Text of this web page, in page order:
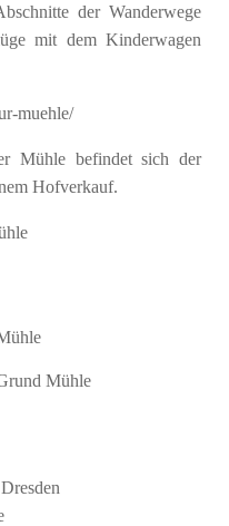
der Wanderwege
mit dem Kinderwagen
muehle/
Mühle befindet sich der
Hofverkauf.